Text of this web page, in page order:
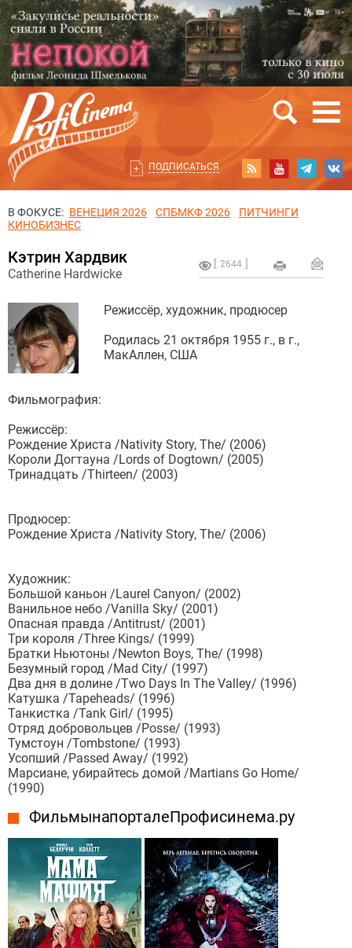
ПОДПИСАТЬСЯ
В ФОКУСЕ: ВЕНЕЦИЯ 2026 СПБМКФ 2026
ПИТЧИНГИ
КИНОБИЗНЕС
2644
Кэтрин Хардвик
Catherine Hardwicke
Режиссёр, художник, продюсер
Родилась 21 октября 1955 г., в г.,
МакАллен, США
Фильмография:
Режиссёр:
Рождение Христа /Nativity Story, The/ (2006)
Короли Догтауна /Lords of Dogtown/ (2005)
Тринадцать /Thirteen/ (2003)
Продюсер:
Рождение Христа /Nativity Story, The/ (2006)
Художник:
Большой каньон /Laurel Canyon/ (2002)
Ванильное небо /Vanilla Sky/ (2001)
Опасная правда /Antitrust/ (2001)
Три короля /Three Kings/ (1999)
Братки Ньютоны /Newton Boys, The/ (1998)
Безумный город /Mad City/ (1997)
Два дня в долине /Two Days In The Valley/ (1996)
Катушка /Tapeheads/ (1996)
Танкистка /Tank Girl/ (1995)
Отряд добровольцев /Posse/ (1993)
Тумстоун /Tombstone/ (1993)
Усопший /Passed Away/ (1992)
Марсиане, убирайтесь домой /Martians Go Home/
(1990)
Фильмы на портале Профисинема.ру